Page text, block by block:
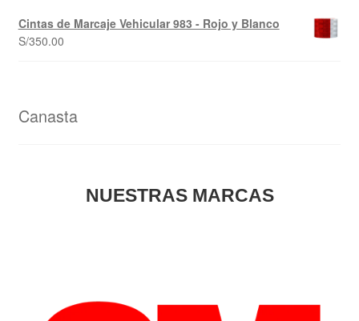
Cintas de Marcaje Vehicular 983 - Rojo y Blanco
S/350.00
Canasta
NUESTRAS MARCAS